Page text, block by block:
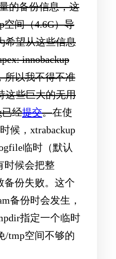
的备份信息，这
空间（4.6G）导
希望从这些信息
innobackup
所以我不得不准
这些巨大的无用
已经提交。在使
候，xtrabackup
临时（默认
时候会把整
备份失败。这个
备份时会发生，
指定一个临时
/tmp空间不够的